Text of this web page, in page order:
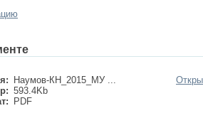
Наумов-КН_2015_МУ ...
593.4Kb
PDF